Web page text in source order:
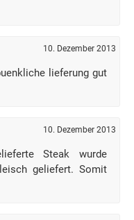
10. Dezember 2013
lieferung gut
10. Dezember 2013
Steak wurde
geliefert. Somit